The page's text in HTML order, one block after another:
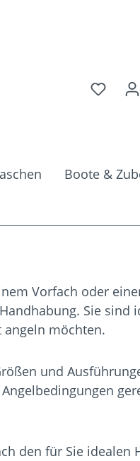
Du
Boote &
Vorfach oder
Sie sind
möchten.
und
den für Sie idealen